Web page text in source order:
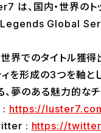
は、国内・世界のト
Global
界でのタイトル獲得
ィを形成の3つを軸
夢のある魅力的なチ
: https://
: https://